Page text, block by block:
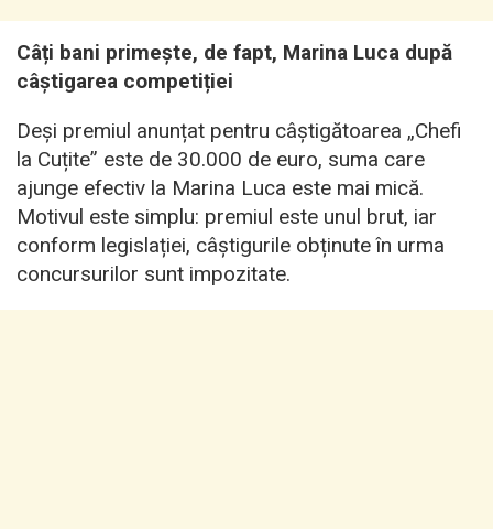
Câți bani primește, de fapt, Marina Luca după
câștigarea competiției
Deși premiul anunțat pentru câștigătoarea „Chefi
la Cuțite” este de 30.000 de euro, suma care
ajunge efectiv la Marina Luca este mai mică.
Motivul este simplu: premiul este unul brut, iar
conform legislației, câștigurile obținute în urma
concursurilor sunt impozitate.